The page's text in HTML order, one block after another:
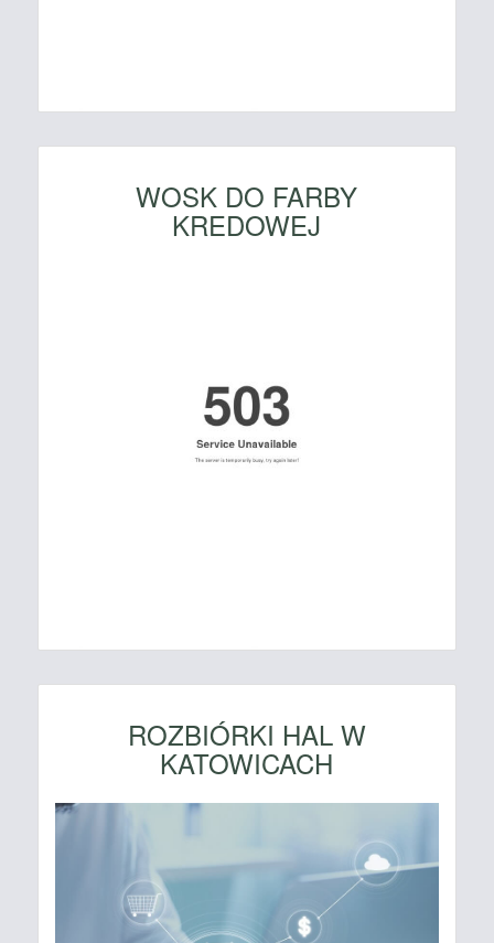
WOSK DO FARBY
KREDOWEJ
ROZBIÓRKI HAL W
KATOWICACH